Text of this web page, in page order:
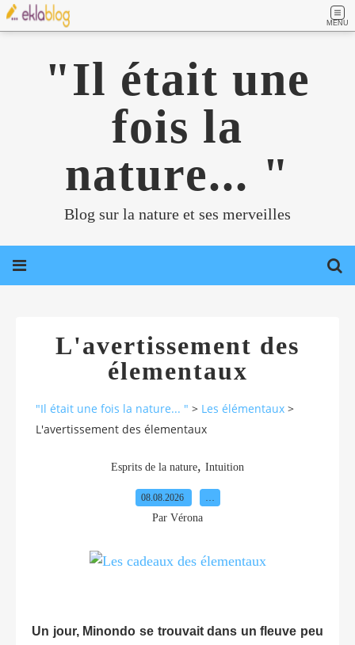
MENU
"Il était une
fois la
nature... "
Blog sur la nature et ses merveilles
L'avertissement des
élementaux
"Il était une fois la nature... " > Les élémentaux >
L'avertissement des élementaux
Esprits de la nature, Intuition
08.08.2026
Par Vérona
Un jour, Minondo se trouvait dans un fleuve peu